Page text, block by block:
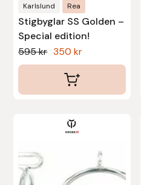
Karlslund Rea
Stigbyglar SS Golden –
Special edition!
595kr Det
ursprungliga
priset
350krDet
nuvarande
produkten
har
Safehorse of Sweden
Saltverk
Star